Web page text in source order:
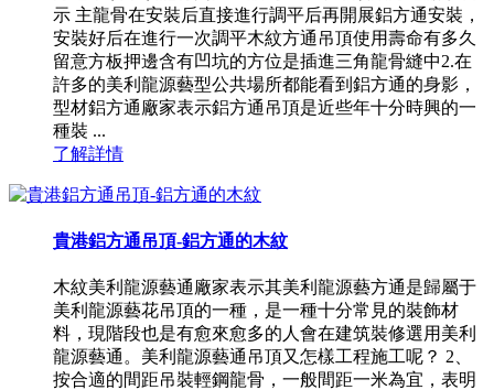
示 主龍骨在安裝后直接進行調平后再開展鋁方通安裝，
安裝好后在進行一次調平木紋方通吊頂使用壽命有多久
留意方板押邊含有凹坑的方位是插進三角龍骨縫中2.在
許多的美利龍源藝型公共場所都能看到鋁方通的身影，
型材鋁方通廠家表示鋁方通吊頂是近些年十分時興的一
種裝 ...
了解詳情
貴港鋁方通吊頂-鋁方通的木紋
木紋美利龍源藝通廠家表示其美利龍源藝方通是歸屬于
美利龍源藝花吊頂的一種，是一種十分常見的裝飾材
料，現階段也是有愈來愈多的人會在建筑裝修選用美利
龍源藝通。美利龍源藝通吊頂又怎樣工程施工呢？ 2、
按合適的間距吊裝輕鋼龍骨，一般間距一米為宜，表明